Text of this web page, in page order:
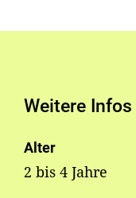
Weitere Infos
Alter
2 bis 4 Jahre